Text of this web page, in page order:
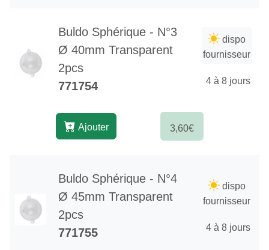
Buldo Sphérique - N°3
Ø 40mm Transparent
2pcs
771754
dispo
fournisseur
4 à 8 jours
3,60€
Ajouter
Buldo Sphérique - N°4
Ø 45mm Transparent
2pcs
771755
dispo
fournisseur
4 à 8 jours